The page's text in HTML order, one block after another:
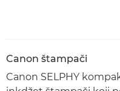
Canon štampači
Canon SELPHY